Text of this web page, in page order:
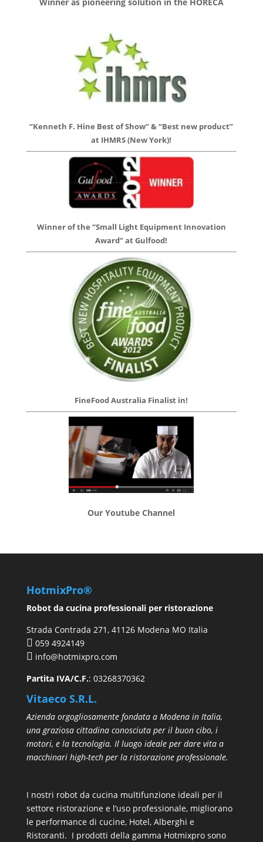
“Kenneth F. Hine Best of Show” & “Best new product”
at IHMRS (New York)!
Winner of the “Small Light Equipment Innovation
Award” at Gulfood!
FineFood Australia Finalist in!
Our Youtube Channel
HotmixPro®
Robot da cucina professionali per ristorazione
Strada Contrada 271, 41126 Modena MO Italia
059 4924149
info@hotmixpro.com
Partita IVA/C.F.: 03268370362
Vitaeco S.R.L.
Azienda orgogliosamente fondata a Modena in Italia,
una graziosa cittadina conosciuta per il buon cibo, i
motori, e la tecnologia. Il luogo ideale per dare vita a
macchinari high-tech per la ristorazione professionale.
I nostri robot da cucina multifunzioneideali per il
settore ristorazione e l’uso professionale, migliorano
le performance di cucine, Hotel, Alberghi e
Ristoranti. I prodotti della gamma Hotmixpro sono